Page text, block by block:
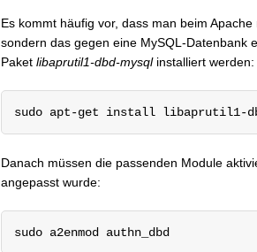
Es kommt häufig vor, dass man beim
sondern das gegen eine MySQL-Datenbank
Paket libaprutil1-dbd-mysqlinstalliert werden:
sudo apt-get install libaprutil1-
Danach müssen die passenden Module
angepasst wurde:
sudo a2enmod authn_dbd